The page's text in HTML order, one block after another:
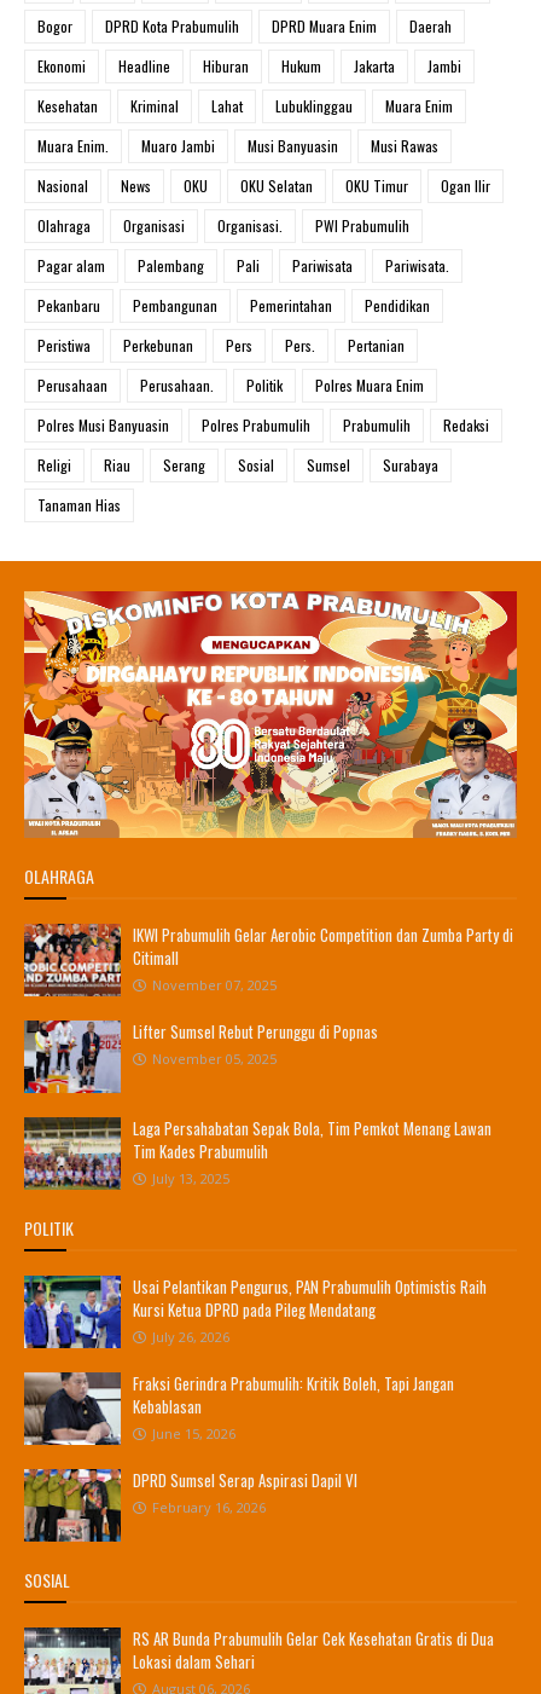
Bogor
DPRD Kota Prabumulih DPRD Muara Enim
Daerah
Ekonomi
Headline Hiburan Hukum Jakarta
Jambi
Kesehatan
Kriminal Lahat Lubuklinggau
Muara Enim
Muara Enim.
Muaro Jambi Musi Banyuasin
Musi Rawas
Nasional
News OKU OKU Selatan OKU Timur
Ogan Ilir
Olahraga
Organisasi Organisasi.
PWI Prabumulih
Pagar alam
Palembang Pali Pariwisata
Pariwisata.
Pekanbaru
Pembangunan Pemerintahan
Pendidikan
Peristiwa
Perkebunan Pers Pers.
Pertanian
Perusahaan
Perusahaan. Politik
Polres Muara Enim
Polres Musi Banyuasin
Polres Prabumulih Prabumulih
Redaksi
Religi
Riau Serang Sosial Sumsel
Surabaya
Tanaman Hias
OLAHRAGA
IKWI Prabumulih Gelar Aerobic Competition dan Zumba Party di
Citimall
November 07, 2025
Lifter Sumsel Rebut Perunggu di Popnas
November 05, 2025
Laga Persahabatan Sepak Bola, Tim Pemkot Menang Lawan
Tim Kades Prabumulih
July 13, 2025
POLITIK
Usai Pelantikan Pengurus, PAN Prabumulih Optimistis Raih
Kursi Ketua DPRD pada Pileg Mendatang
July 26, 2026
Fraksi Gerindra Prabumulih: Kritik Boleh, Tapi Jangan
Kebablasan
June 15, 2026
DPRD Sumsel Serap Aspirasi Dapil VI
February 16, 2026
SOSIAL
RS AR Bunda Prabumulih Gelar Cek Kesehatan Gratis di Dua
Lokasi dalam Sehari
August 06, 2026